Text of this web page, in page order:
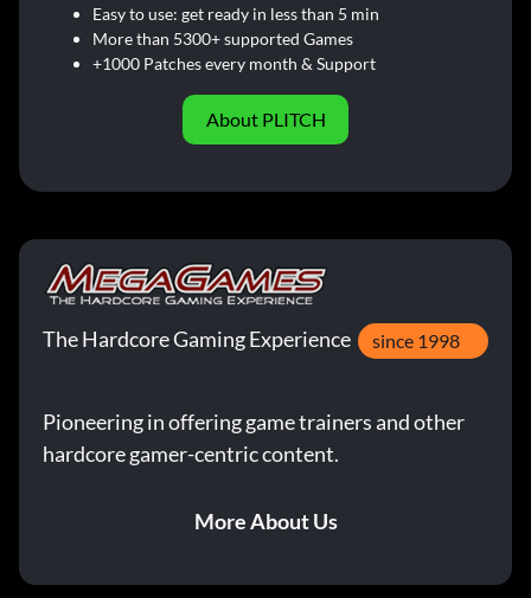
Easy to use: get ready in less than 5 min
More than 5300+ supported Games
+1000 Patches every month & Support
About PLITCH
The Hardcore Gaming Experience since 1998
Pioneering in offering game trainers and other
hardcore gamer-centric content.
More About Us